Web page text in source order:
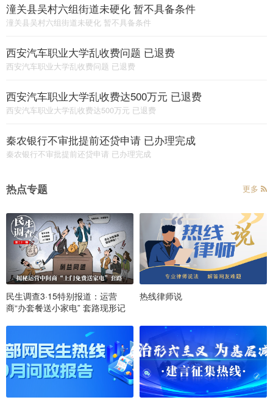
潼关县吴村六组街道未硬化 暂不具备条件
潼关县吴村六组街道未硬化 暂不具备条件
西安汽车职业大学乱收费问题 已退费
西安汽车职业大学乱收费问题 已退费
西安汽车职业大学乱收费达500万元 已退费
西安汽车职业大学乱收费达500万元 已退费
秦农银行不审批提前还贷申请 已办理完成
秦农银行不审批提前还贷申请 已办理完成
热点专题 更多
民生调查3·15特别报道：运营
商“办套餐送小家电” 套路现形记
热线律师说